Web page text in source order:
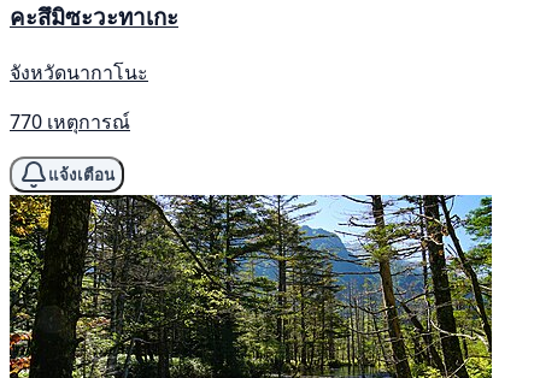
คะสึมิซะวะทาเกะ
จังหวัดนากาโนะ
770 เหตุการณ์
แจ้งเตือน